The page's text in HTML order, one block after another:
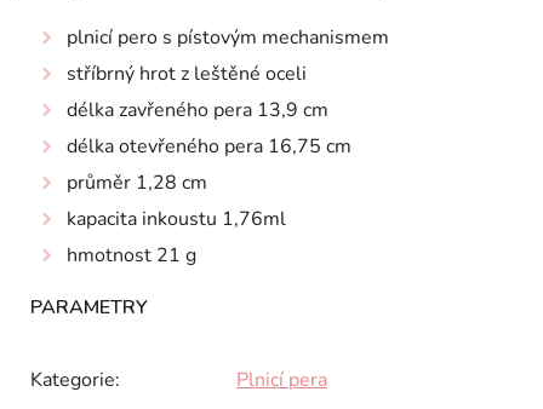
plnicí pero s pístovým mechanismem
stříbrný hrot z leštěné oceli
délka zavřeného pera 13,9 cm
délka otevřeného pera 16,75 cm
průměr 1,28 cm
kapacita inkoustu 1,76ml
hmotnost 21 g
Kategorie: Plnicí pera